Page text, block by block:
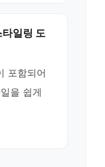
일링 도
포함되어
을 쉽게